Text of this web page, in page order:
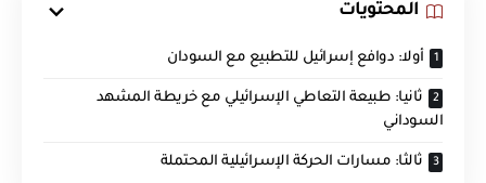
المحتويات
أولا: دوافع إسرائيل للتطبيع مع السودان
ثانيا: طبيعة التعاطي الإسرائيلي مع خريطة المشهد
السوداني
ثالثا: مسارات الحركة الإسرائيلية المحتملة